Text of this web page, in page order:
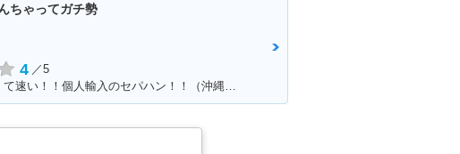
ちゃってガチ勢
4 ／5
満足ポイント:カッコよくて速い！！個人輸入のセパハン！！（沖縄で他に見たことがない・・）